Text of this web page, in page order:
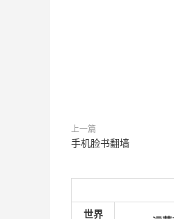
上一篇
手机脸书翻墙
世界